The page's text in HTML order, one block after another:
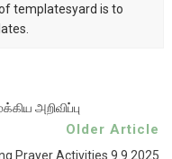
templatesyard is to
அறிவிப்பு
Older Article
Prayer Activities 9.9.2025